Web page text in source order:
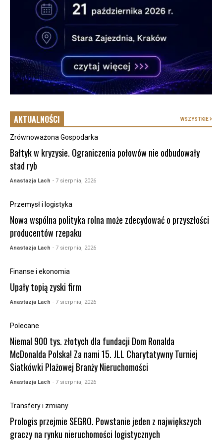
AKTUALNOŚCI WSZYSTKIE
Zrównoważona Gospodarka
Bałtyk w kryzysie. Ograniczenia połowów nie odbudowały
stad ryb
Anastazja Lach - 7 sierpnia, 2026
Przemysł i logistyka
Nowa wspólna polityka rolna może zdecydować o przyszłości
producentów rzepaku
Anastazja Lach - 7 sierpnia, 2026
Finanse i ekonomia
Upały topią zyski firm
Anastazja Lach - 7 sierpnia, 2026
Polecane
Niemal 900 tys. złotych dla fundacji Dom Ronalda
McDonalda Polska! Za nami 15. JLL Charytatywny Turniej
Siatkówki Plażowej Branży Nieruchomości
Anastazja Lach - 7 sierpnia, 2026
Transfery i zmiany
Prologis przejmie SEGRO. Powstanie jeden z największych
graczy na rynku nieruchomości logistycznych